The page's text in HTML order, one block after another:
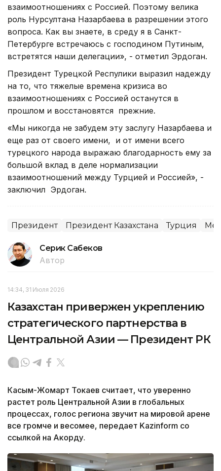
взаимоотношениях с Россией. Поэтому велика
роль Нурсултана Назарбаева в разрешении этого
вопроса. Как вы знаете, в среду я в Санкт-
Петербурге встречаюсь с господином Путиным,
встретятся наши делегации», - отметил Эрдоган.
Президент Турецкой Респулики выразил надежду
на то, что тяжелые времена кризиса во
взаимоотношениях с Россией останутся в
прошлом и восстановятся прежние.
«Мы никогда не забудем эту заслугу Назарбаева и
еще раз от своего имени, и от имени всего
турецкого народа выражаю благодарность ему за
большой вклад в деле нормализации
взаимоотношений между Турцией и Россией», -
заключил Эрдоган.
Президент Президент Казахстана Турция
Серик Сабеков
Автор
14:34, 31 Июля 2026
Казахстан привержен укреплению
стратегического партнерства в
Центральной Азии — Президент РК
Касым-Жомарт Токаев считает, что уверенно
растет роль Центральной Азии в глобальных
процессах, голос региона звучит на мировой арене
все громче и весомее, передает Kazinform со
ссылкой на Акорду.